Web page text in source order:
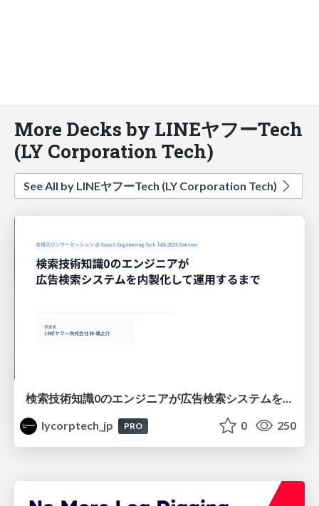
More Decks by LINEヤフーTech
(LY Corporation Tech)
See All by LINEヤフーTech (LY Corporation Tech)
検索技術知識0のエンジニアが広告検索システムを内製化して運用するまで
lycorptech_jp
PRO 0 250